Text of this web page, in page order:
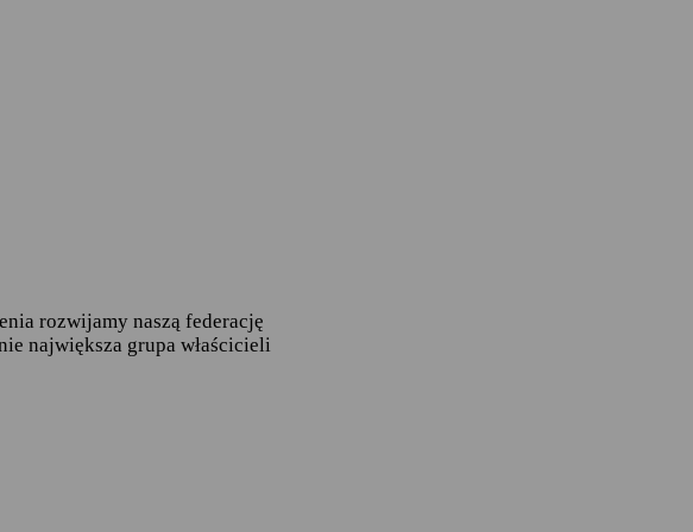
rozwijamy naszą federację
największa grupa właścicieli